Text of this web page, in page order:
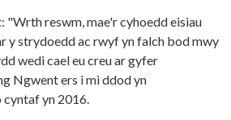
reswm, mae'r cyhoedd eisiau
y strydoedd ac rwyf yn falch bod mwy
wedi cael eu creu ar gyfer
Ngwent ers i mi ddod yn
yn 2016.